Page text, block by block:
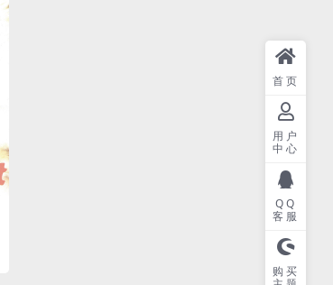
首页
用户
中心
QQ
客服
购买